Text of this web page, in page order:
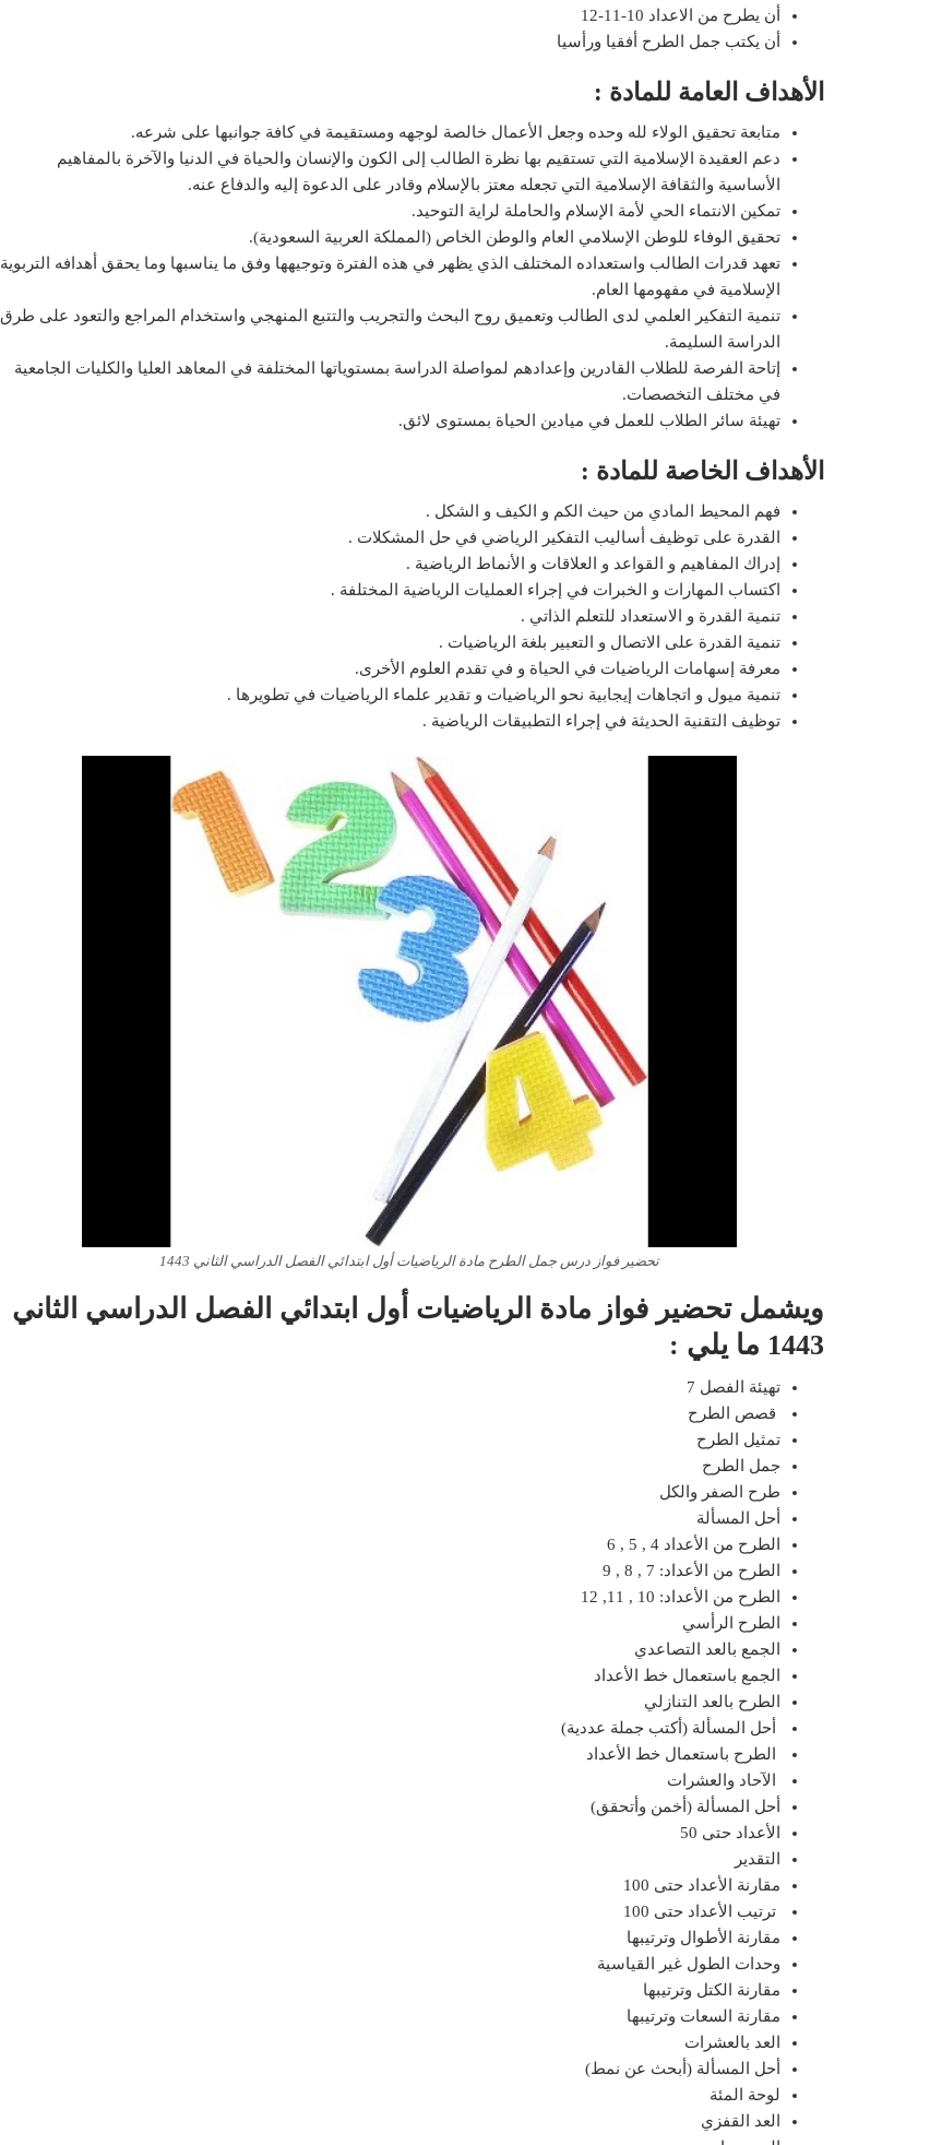
أن يطرح من الاعداد 10-11-12
أن يكتب جمل الطرح أفقيا ورأسيا
الأهداف العامة للمادة :
متابعة تحقيق الولاء لله وحده وجعل الأعمال خالصة لوجهه ومستقيمة في كافة جوانبها على شرعه.
دعم العقيدة الإسلامية التي تستقيم بها نظرة الطالب إلى الكون والإنسان والحياة في الدنيا والآخرة بالمفاهيم
الأساسية والثقافة الإسلامية التي تجعله معتز بالإسلام وقادر على الدعوة إليه والدفاع عنه.
تمكين الانتماء الحي لأمة الإسلام والحاملة لراية التوحيد.
تحقيق الوفاء للوطن الإسلامي العام والوطن الخاص (المملكة العربية السعودية).
تعهد قدرات الطالب واستعداده المختلف الذي يظهر في هذه الفترة وتوجيهها وفق ما يناسبها وما يحقق أهدافه التربوية
الإسلامية في مفهومها العام.
تنمية التفكير العلمي لدى الطالب وتعميق روح البحث والتجريب والتتبع المنهجي واستخدام المراجع والتعود على طرق
الدراسة السليمة.
إتاحة الفرصة للطلاب القادرين وإعدادهم لمواصلة الدراسة بمستوياتها المختلفة في المعاهد العليا والكليات الجامعية
في مختلف التخصصات.
تهيئة سائر الطلاب للعمل في ميادين الحياة بمستوى لائق.
الأهداف الخاصة للمادة :
فهم المحيط المادي من حيث الكم و الكيف و الشكل .
القدرة على توظيف أساليب التفكير الرياضي في حل المشكلات .
إدراك المفاهيم و القواعد و العلاقات و الأنماط الرياضية .
اكتساب المهارات و الخبرات في إجراء العمليات الرياضية المختلفة .
تنمية القدرة و الاستعداد للتعلم الذاتي .
تنمية القدرة على الاتصال و التعبير بلغة الرياضيات .
معرفة إسهامات الرياضيات في الحياة و في تقدم العلوم الأخرى.
تنمية ميول و اتجاهات إيجابية نحو الرياضيات و تقدير علماء الرياضيات في تطويرها .
توظيف التقنية الحديثة في إجراء التطبيقات الرياضية .
تحضير فواز درس جمل الطرح مادة الرياضيات أول ابتدائي الفصل الدراسي الثاني 1443
ويشمل تحضير فواز مادة الرياضيات أول ابتدائي الفصل الدراسي الثاني
1443 ما يلي :
تهيئة الفصل 7
قصص الطرح
تمثيل الطرح
جمل الطرح
طرح الصفر والكل
أحل المسألة
الطرح من الأعداد 4 , 5 , 6
الطرح من الأعداد: 7 , 8 , 9
الطرح من الأعداد: 10 , 11, 12
الطرح الرأسي
الجمع بالعد التصاعدي
الجمع باستعمال خط الأعداد
الطرح بالعد التنازلي
أحل المسألة (أكتب جملة عددية)
الطرح باستعمال خط الأعداد
الآحاد والعشرات
أحل المسألة (أخمن وأتحقق)
الأعداد حتى 50
التقدير
مقارنة الأعداد حتى 100
ترتيب الأعداد حتى 100
مقارنة الأطوال وترتيبها
وحدات الطول غير القياسية
مقارنة الكتل وترتيبها
مقارنة السعات وترتيبها
العد بالعشرات
أحل المسألة (أبحث عن نمط)
لوحة المئة
العد القفزي